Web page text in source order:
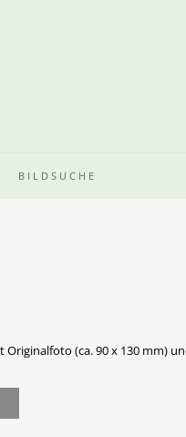
BILDSUCHE
Originalfoto (ca. 90 x 130 mm)